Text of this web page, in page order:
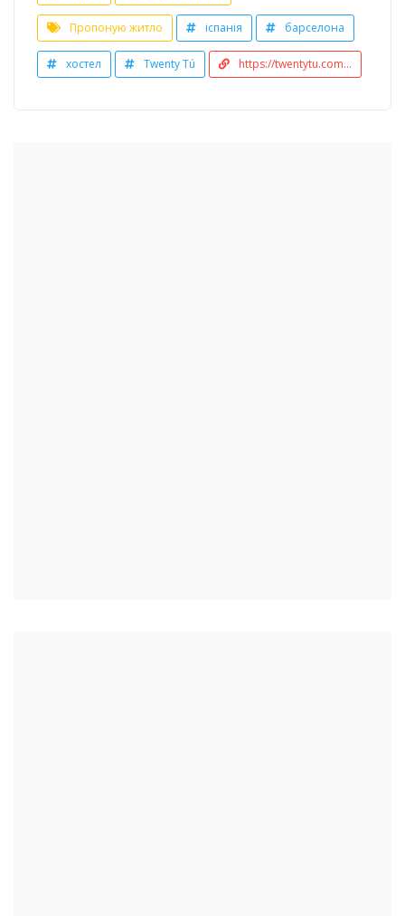
Пропоную житло іспанія барселона
хостел Twenty Tú https://twentytu.com...